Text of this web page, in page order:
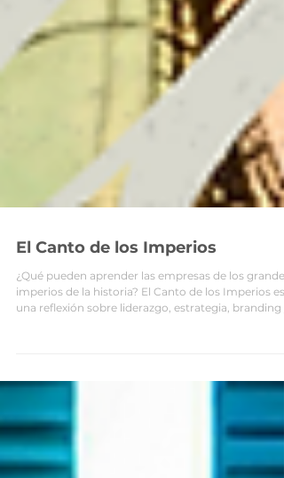
El Canto de los Imperios
¿Qué pueden aprender las empresas de los grandes
una narrativa épica, el artículo explora por qué
ninguna gran conquista ocurrió sin estrategas y
cómo las marcas modernas necesitan una visión
clara, una identidad sólida y una agencia creativa
capaz de transformar ideas en legados que